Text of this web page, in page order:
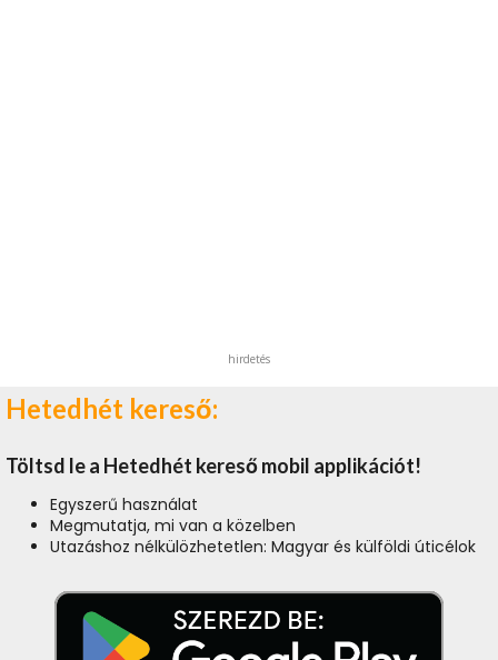
hirdetés
Hetedhét kereső:
Töltsd le a Hetedhét kereső mobil applikációt!
Egyszerű használat
Megmutatja, mi van a közelben
Utazáshoz nélkülözhetetlen: Magyar és külföldi úticélok